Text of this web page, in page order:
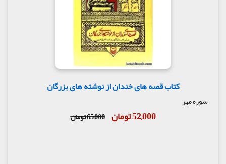
کتاب قصه های خندان از نوشته های بزرگان
سوره مهر
52,000 تومان 65,000 تومان